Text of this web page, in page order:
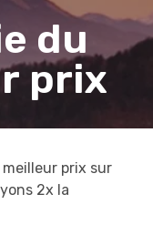
du
prix
prix sur
2x la